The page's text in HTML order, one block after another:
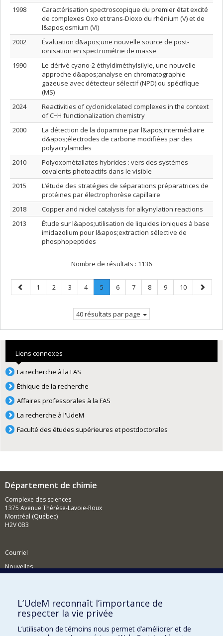
1998
Caractérisation spectroscopique du premier état excité
de complexes Oxo et trans-Dioxo du rhénium (V) et de
l&apos;osmium (VI)
2002
Évaluation d&apos;une nouvelle source de post-
ionisation en spectrométrie de masse
1990
Le dérivé cyano-2 éthyldiméthylsilyle, une nouvelle
approche d&apos;analyse en chromatographie
gazeuse avec détecteur sélectif (NPD) ou spécifique
(MS)
2024
Reactivities of cyclonickelated complexes in the context
of C−H functionalization chemistry
2000
La détection de la dopamine par l&apos;intermédiaire
d&apos;électrodes de carbone modifiées par des
polyacrylamides
2010
Polyoxométallates hybrides : vers des systèmes
covalents photoactifs dans le visible
2015
L’étude des stratégies de séparations préparatrices de
protéines par électrophorèse capillaire
2018
Copper and nickel catalysis for alkynylation reactions
2013
Étude sur l&apos;utilisation de liquides ioniques à base
imidazolium pour l&apos;extraction sélective de
phosphopeptides
Nombre de résultats : 1136
Page
précédente
Page
1 Page
2 Page
3 Page
4 Page
5
Page
Page
6 Page
7 Page
8 Page
9 Page
10
Page
40 résultats par page
Liens connexes
La recherche à la FAS
Éthique de la recherche
Affaires professorales à la FAS
La recherche à l'UdeM
Faculté des études supérieures et postdoctorales
Département de chimie
Complexe des sciences
1375 Avenue Thérèse-Lavoie-Roux
Montréal (Québec)
H2V 0B3
Courriel
Nouvelles
Comment soutenir le Département?
BESOIN D'AIDE?
Plan du site
L’UdeM reconnaît l’importance de
respecter la vie privée
L’utilisation de témoins nous permet d’améliorer et de